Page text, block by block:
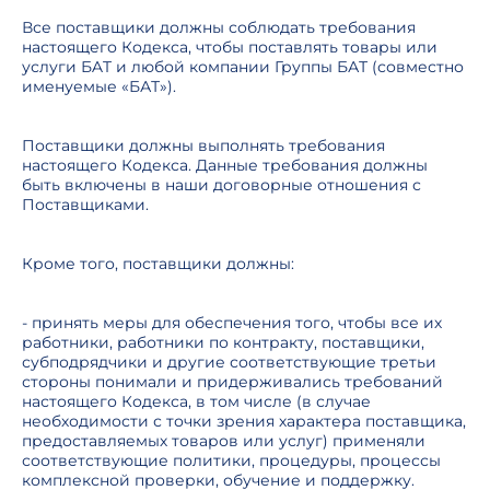
Все поставщики должны соблюдать требования
настоящего Кодекса, чтобы поставлять товары или
услуги БAT и любой компании Группы БАТ (совместно
именуемые «БАТ»).
Поставщики должны выполнять требования
настоящего Кодекса. Данные требования должны
быть включены в наши договорные отношения с
Поставщиками.
Кроме того, поставщики должны:
- принять меры для обеспечения того, чтобы все их
работники, работники по контракту, поставщики,
субподрядчики и другие соответствующие третьи
стороны понимали и придерживались требований
настоящего Кодекса, в том числе (в случае
необходимости с точки зрения характера поставщика,
предоставляемых товаров или услуг) применяли
соответствующие политики, процедуры, процессы
комплексной проверки, обучение и поддержку.